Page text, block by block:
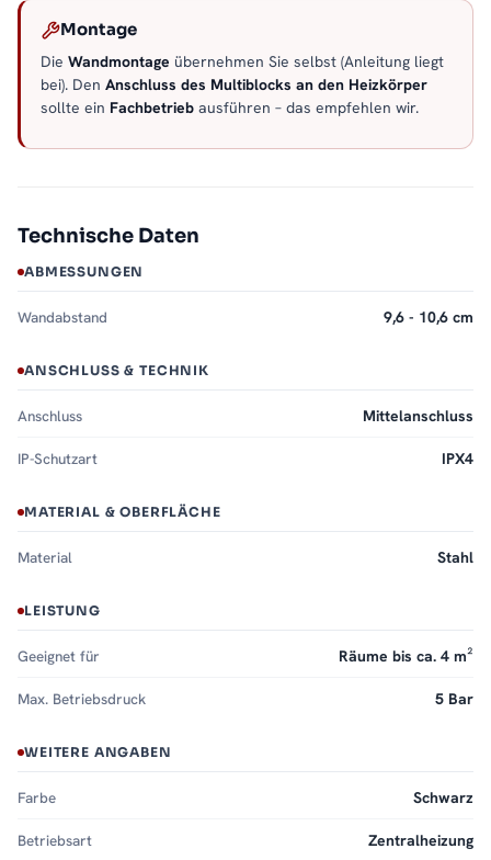
Montage
Die Wandmontage übernehmen Sie selbst (Anleitung liegt
bei). Den Anschluss des Multiblocks an den Heizkörper
sollte ein Fachbetrieb ausführen – das empfehlen wir.
Technische Daten
ABMESSUNGEN
Wandabstand 9,6 - 10,6 cm
ANSCHLUSS & TECHNIK
Anschluss Mittelanschluss
IP-Schutzart IPX4
MATERIAL & OBERFLÄCHE
Material Stahl
LEISTUNG
Geeignet für Räume bis ca. 4 m²
Max. Betriebsdruck 5 Bar
WEITERE ANGABEN
Farbe Schwarz
Betriebsart Zentralheizung